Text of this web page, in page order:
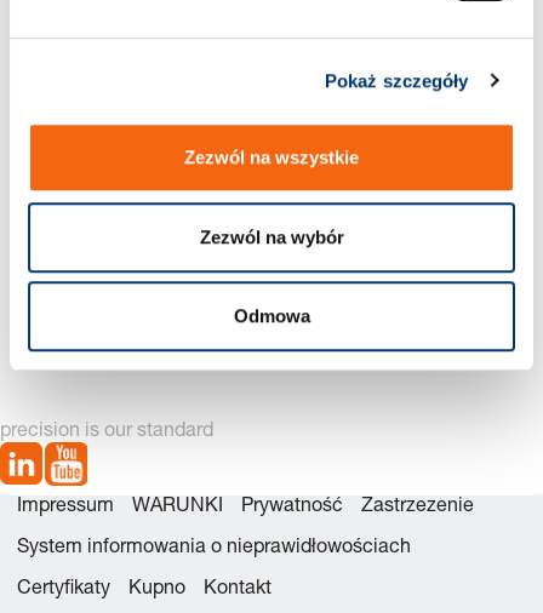
Pokaż szczegóły
Zezwól na wszystkie
Zezwól na wybór
Odmowa
2925. Taśmy i folie precyzyjne
precision is our standard
Impressum WARUNKI Prywatność Zastrzezenie
System informowania o nieprawidłowościach
Certyfikaty Kupno Kontakt